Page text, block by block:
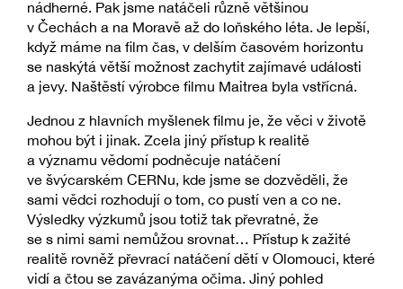
nádherné. Pak jsme natáčeli různě většinou
v Čechách a na Moravě až do loňského léta. Je lepší,
když máme na film čas, v delším časovém horizontu
se naskýtá větší možnost zachytit zajímavé události
a jevy. Naštěstí výrobce filmu Maitrea byla vstřícná.
Jednou z hlavních myšlenek filmu je, že věci v životě
mohou být i jinak. Zcela jiný přístup k realitě
a významu vědomí podněcuje natáčení
ve švýcarském CERNu, kde jsme se dozvěděli, že
sami vědci rozhodují o tom, co pustí ven a co ne.
Výsledky výzkumů jsou totiž tak převratné, že
se s nimi sami nemůžou srovnat… Přístup k zažité
realitě rovněž převrací natáčení dětí v Olomouci, které
vidí a čtou se zavázanýma očima. Jiný pohled